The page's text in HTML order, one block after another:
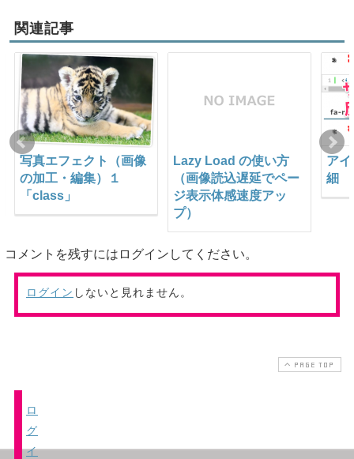
関連記事
写真エフェクト（画像
の加工・編集）１
「class」
Lazy Load の使い方
（画像読込遅延でペー
ジ表示体感速度アッ
プ）
ア
細
コメントを残すにはログインしてください。
ログイン しないと見れません。
PAGE TOP
ロ
グ
イ